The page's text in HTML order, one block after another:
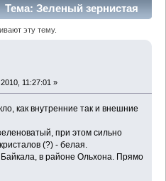
Тема: Зеленый зернистая
(Прочитано 2687
эту тему.
11:27:01 »
как внутренние так и внешние
при этом сильно
(?) - белая.
в районе Ольхона. Прямо